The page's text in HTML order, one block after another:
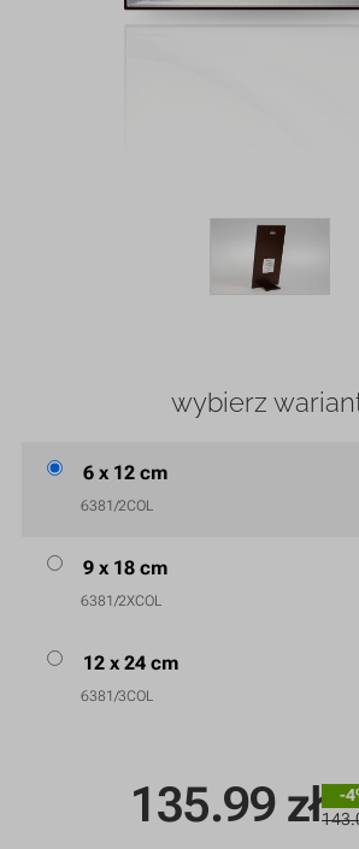
135.99 zł
-
wybierz
6 x 12 cm
6381/2COL
9 x 18 cm
6381/2XCOL
12 x 24 cm
6381/3COL